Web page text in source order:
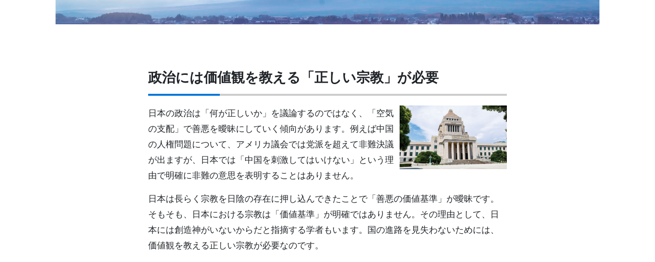
政治には価値観を教える 「正しい宗教」 が必要
日本の政治は「何が正しいか」を議論するのではなく、「空気
の支配」で善悪を曖昧にしていく傾向があります。例えば中国
の人権問題について、アメリカ議会では党派を超えて非難決議
が出ますが、日本では「中国を刺激してはいけない」という理
由で明確に非難の意思を表明することはありません。
日本は長らく宗教を日陰の存在に押し込んできたことで「善悪の価値基準」が曖昧です。
そもそも、日本における宗教は「価値基準」が明確ではありません。その理由として、日
本には創造神がいないからだと指摘する学者もいます。国の進路を見失わないためには、
価値観を教える正しい宗教が必要なのです。